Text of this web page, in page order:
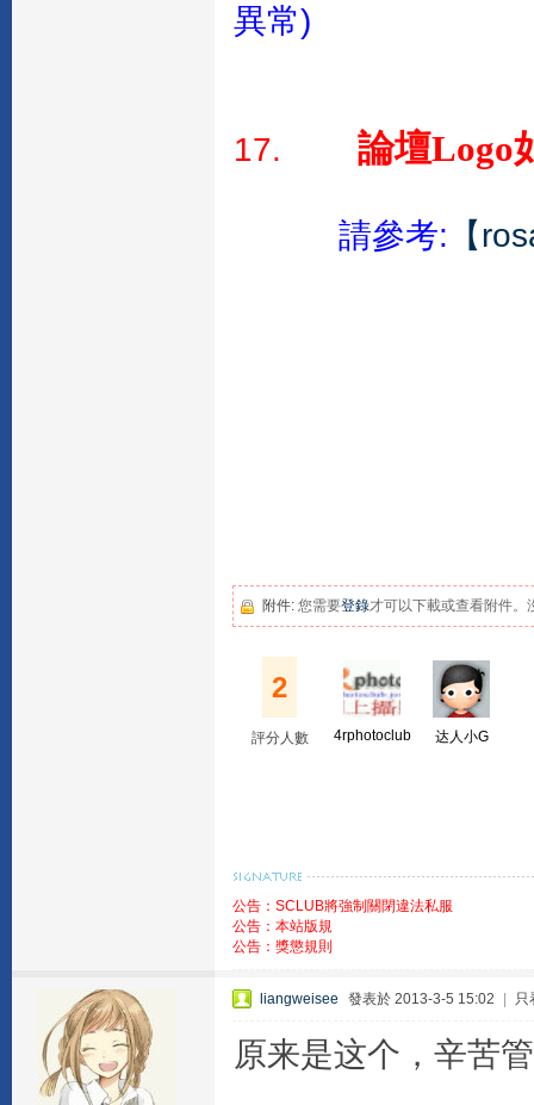
異常)
17. 論壇Logo
請參考: 【
附件: 您需要登錄才可以下載或查看附件。
2
評分人數 4rphotoclub 达人小G
公告：SCLUB將強制關閉違法私服
公告：本站版規
公告：獎懲規則
liangweisee 發表於 2013-3-5 15:02 只
原来是这个，辛苦